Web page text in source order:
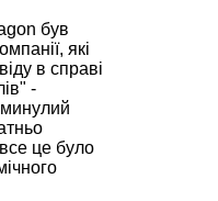
був
які
в справі
-
це було